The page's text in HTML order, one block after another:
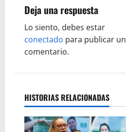
i
ó
n
e
e
Deja una respuesta
Lo siento, debes estar
conectado para publicar un
comentario.
HISTORIAS RELACIONADAS